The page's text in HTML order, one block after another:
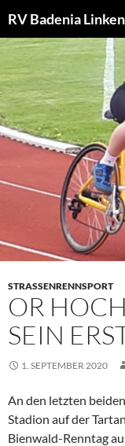
Inhalt
springen
RV Badenia
STRASSENRENNSPORT
OR
SEIN
1. SEPTEMBER 2020
An den letzten
Stadion auf der
Bienwald-Renntag